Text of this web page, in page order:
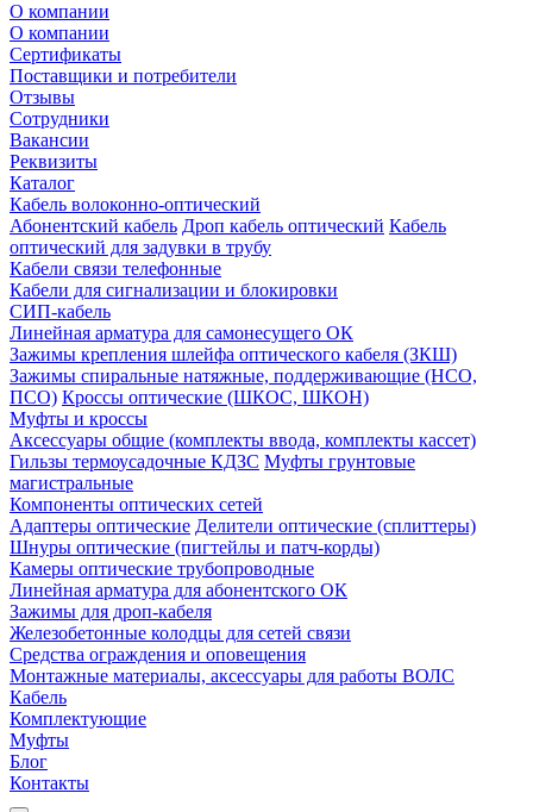
О компании
О компании
Сертификаты
Поставщики и потребители
Отзывы
Сотрудники
Вакансии
Реквизиты
Каталог
Кабель волоконно-оптический
Абонентский кабель Дроп кабель оптический Кабель
оптический для задувки в трубу
Кабели связи телефонные
Кабели для сигнализации и блокировки
СИП-кабель
Линейная арматура для самонесущего ОК
Зажимы крепления шлейфа оптического кабеля (ЗКШ)
Зажимы спиральные натяжные, поддерживающие (НСО,
ПСО) Кроссы оптические (ШКОС, ШКОН)
Муфты и кроссы
Аксессуары общие (комплекты ввода, комплекты кассет)
Гильзы термоусадочные КДЗС Муфты грунтовые
магистральные
Компоненты оптических сетей
Адаптеры оптические Делители оптические (сплиттеры)
Шнуры оптические (пигтейлы и патч-корды)
Камеры оптические трубопроводные
Линейная арматура для абонентского ОК
Зажимы для дроп-кабеля
Железобетонные колодцы для сетей связи
Средства ограждения и оповещения
Монтажные материалы, аксессуары для работы ВОЛС
Кабель
Комплектующие
Муфты
Блог
Контакты